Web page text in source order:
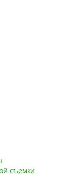
съемки